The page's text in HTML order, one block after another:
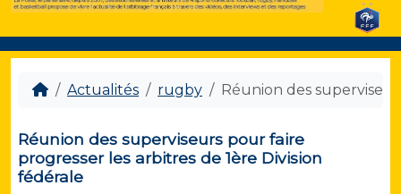
Actualités rugby Réunion des
Réunion des superviseurs pour faire
progresser les arbitres de 1ère Division
fédérale